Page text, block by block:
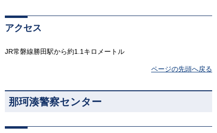
アクセス
JR常磐線勝田駅から約1.1キロメートル
ページの先頭へ戻る
那珂湊警察センター